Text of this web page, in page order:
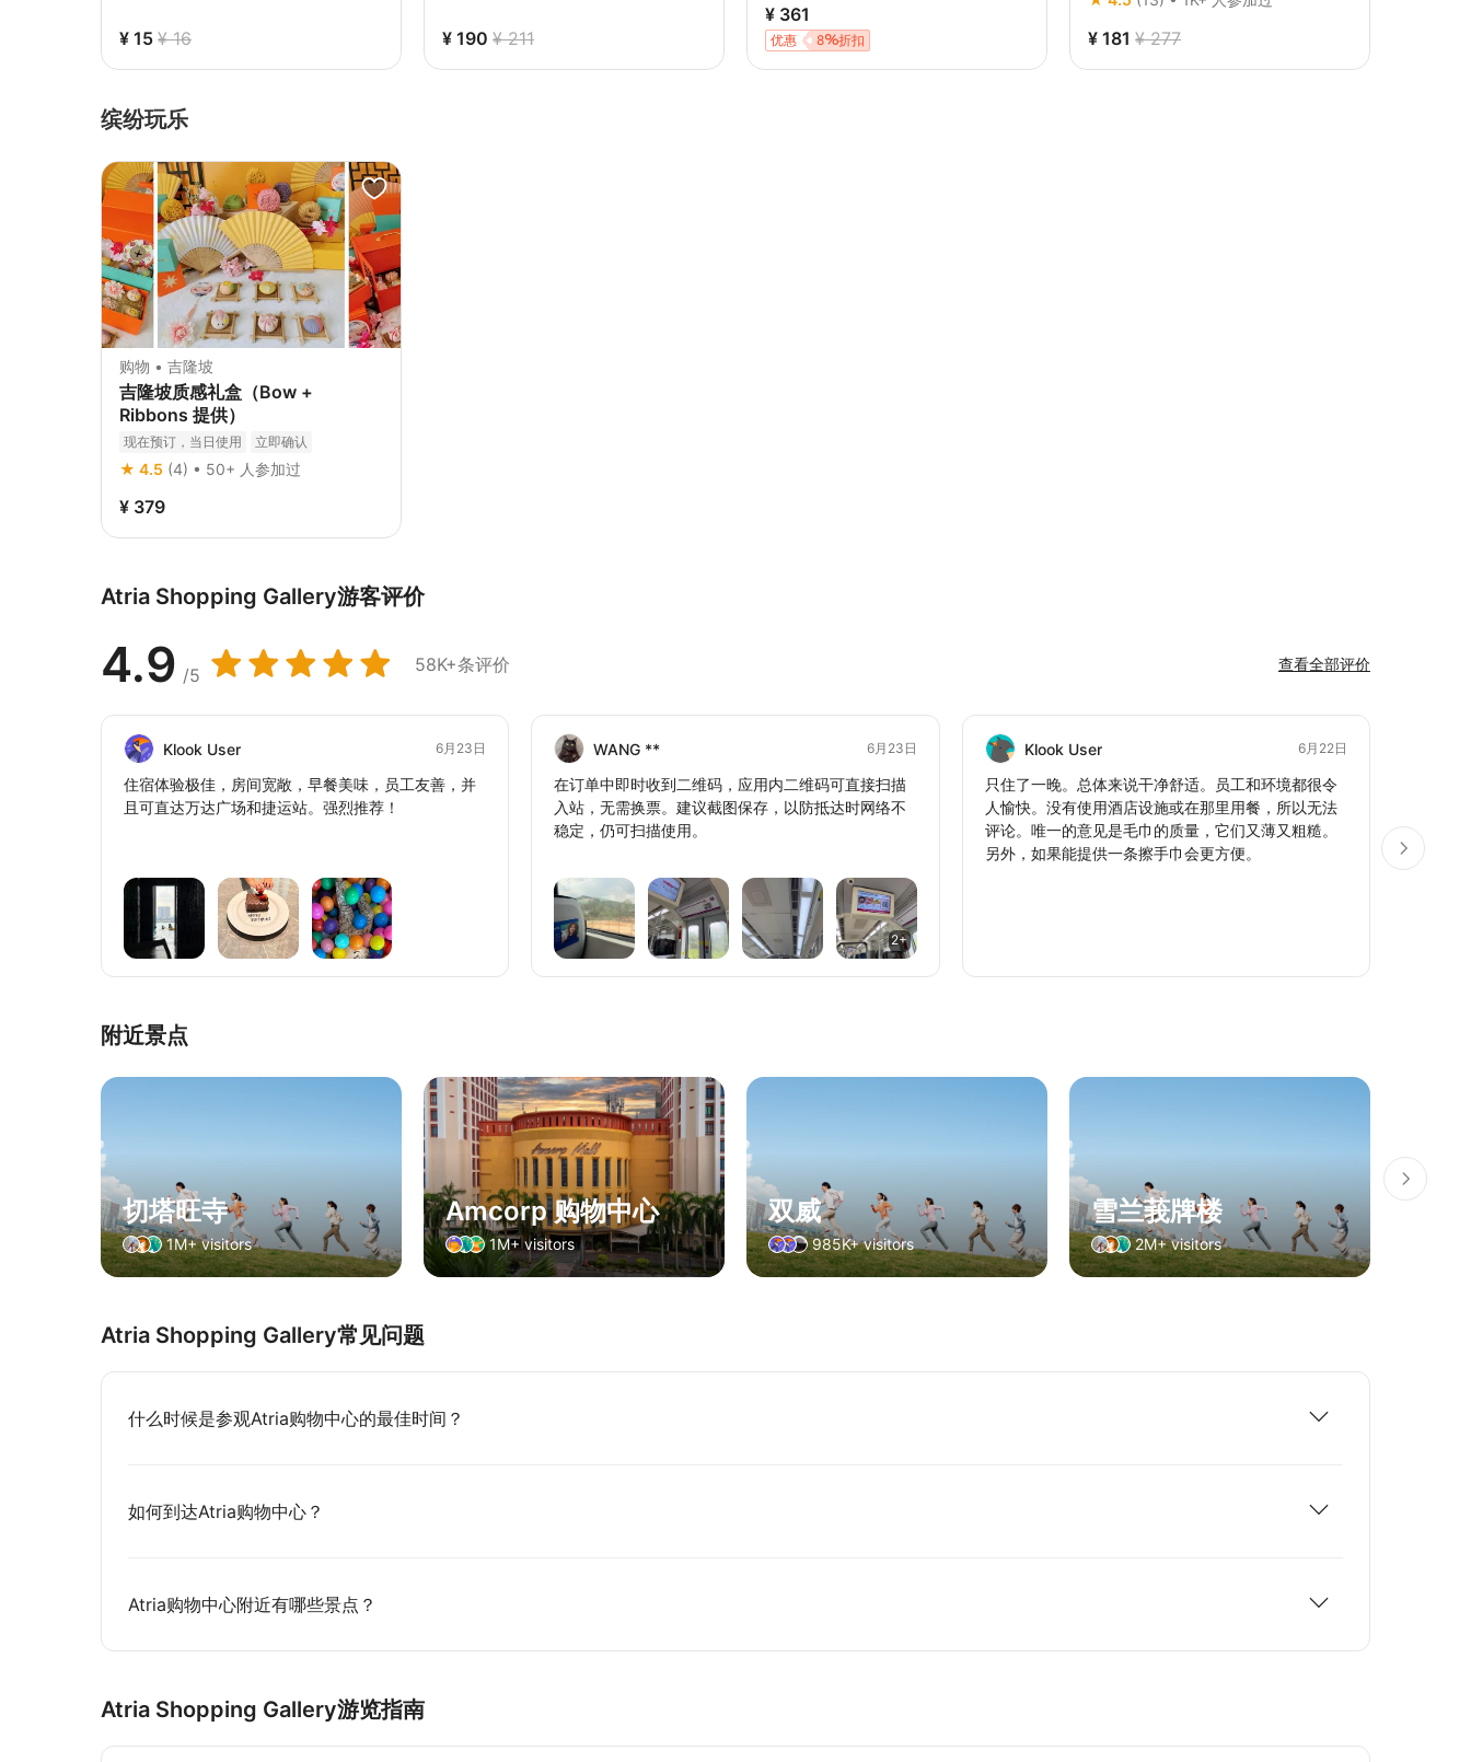
¥ 15 ¥ 16 ¥ 190 ¥ 211
¥ 361
8 折扣
优惠 ¥ 181 ¥ 277
缤纷玩乐
购物 • 吉隆坡
吉隆坡质感礼盒（Bow +
Ribbons 提供）
现在预订，当日使用 立即确认
★ 4.5 (4) • 50+ 人参加过
¥ 379
Atria Shopping Gallery游客评价
4.9 /5 58K+条评价 查看全部评价
Klook User 6月23日
住宿体验极佳，房间宽敞，早餐美味，员工友善，并
且可直达万达广场和捷运站。强烈推荐！
WANG ** 6月23日
在订单中即时收到二维码，应用内二维码可直接扫描
入站，无需换票。建议截图保存，以防抵达时网络不
稳定，仍可扫描使用。
2+
Klook User 6月22日
只住了一晚。总体来说干净舒适。员工和环境都很令
人愉快。没有使用酒店设施或在那里用餐，所以无法
评论。唯一的意见是毛巾的质量，它们又薄又粗糙。
另外，如果能提供一条擦手巾会更方便。
（很好
附近景点
切塔旺寺
1M+ visitors
Amcorp 购物中心
1M+ visitors
双威
985K+ visitors
雪兰莪牌楼
2M+ visitors
Atria Shopping Gallery常见问题
什么时候是参观Atria购物中心的最佳时间？
如何到达Atria购物中心？
Atria购物中心附近有哪些景点？
Atria Shopping Gallery游览指南